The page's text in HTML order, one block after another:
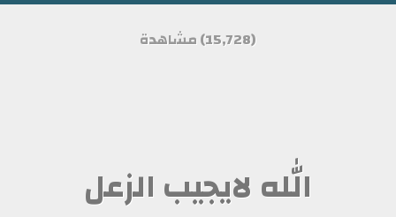
(15,728) مشاهدة
الله لايجيب الزعل